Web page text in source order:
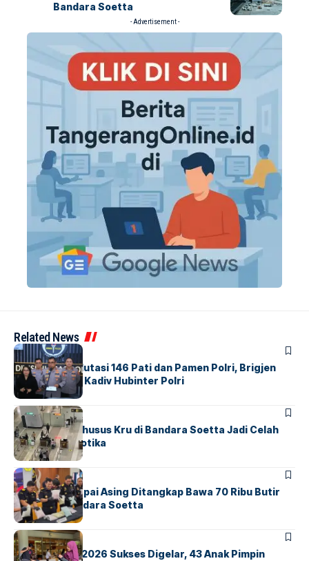
Bandara Soetta
- Advertisement -
Related News
BERITA
Mabes Polri Mutasi 146 Pati dan Pamen Polri, Brigjen
Untung Jabat Kadiv Hubinter Polri
BANDARABERITA
Ketika Jalur Khusus Kru di Bandara Soetta Jadi Celah
Sindikat Narkotika
BANDARA BERITA
Kopilot Maskapai Asing Ditangkap Bawa 70 Ribu Butir
Ekstasi di Bandara Soetta
BERITAINDEX
GM For A Day 2026 Sukses Digelar, 43 Anak Pimpin